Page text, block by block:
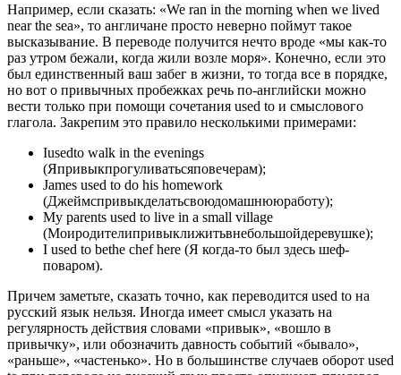
Например, если сказать: «We ran in the morning when we lived
near the sea», то англичане просто неверно поймут такое
высказывание. В переводе получится нечто вроде «мы как-то
раз утром бежали, когда жили возле моря». Конечно, если это
был единственный ваш забег в жизни, то тогда все в порядке,
но вот о привычных пробежках речь по-английски можно
вести только при помощи сочетания used to и смыслового
глагола. Закрепим это правило несколькими примерами:
Iusedto walk in the evenings
(Япривыкпрогуливатьсяповечерам);
James used to do his homework
(Джеймспривыкделатьсвоюдомашнююработу);
My parents used to live in a small village
(Моиродителипривыклижитьвнебольшойдеревушке);
I used to bethe chef here (Я когда-то был здесь шеф-
поваром).
Причем заметьте, сказать точно, как переводится used to на
русский язык нельзя. Иногда имеет смысл указать на
регулярность действия словами «привык», «вошло в
привычку», или обозначить давность событий «бывало»,
«раньше», «частенько». Но в большинстве случаев оборот used